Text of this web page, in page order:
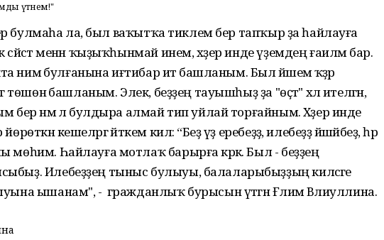
үтәнем!"
булмаһа ла, был ваҡытҡа тиклем бер тапҡыр ҙа һайлауға
менән ҡыҙыҡһынмай инем, хәҙер инде үҙемдең ғаиләм бар.
нимә булғанына иғтибар итә башланым. Был йәшемә ҡәҙәр
төшөнә башланым. Элек, беҙҙең тауышһыҙ ҙа "өҫтә" хәл ителгән,
бер нәмә лә булдыра алмай тип уйлай торғайным. Хәҙер инде
кешеләргә әйткем килә: “Беҙ үҙ еребеҙҙә, илебеҙҙә йәшәйбеҙ, һәр
мөһим. Һайлауға мотлаҡ барырға кәрәк. Был - беҙҙең
Илебеҙҙең тыныс булыуы, балаларыбыҙҙың киләсәге
ышанам", - гражданлыҡ бурысын үтәгән Ғәлимә Вәлиуллина.